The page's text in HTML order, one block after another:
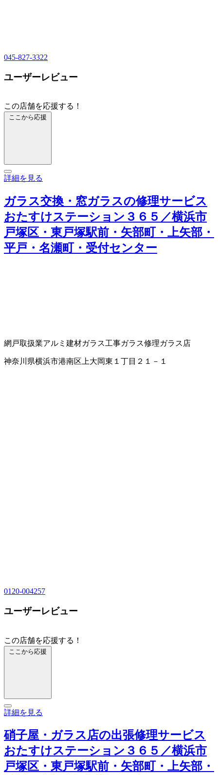
045-827-3322
ユーザーレビュー
この店舗を応援する！
ここから応援
詳細を見る
ガラス交換・窓ガラスの修理サービス
おたすけステーション３６５／横浜市
戸塚区・東戸塚駅前・矢部町・上矢部・
平戸・名瀬町・受付センター
網戸取扱業アルミ建材ガラス工事ガラス修理ガラス店
神奈川県横浜市港南区上大岡東１丁目２１－１
0120-004257
ユーザーレビュー
この店舗を応援する！
ここから応援
詳細を見る
硝子屋・ガラス店の出張修理サービス
おたすけステーション３６５／横浜市
戸塚区・東戸塚駅前・矢部町・上矢部・